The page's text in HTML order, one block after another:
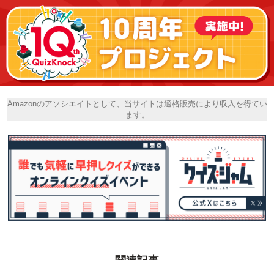
Amazonのアソシエイトとして、当サイトは適格販売により収入を得てい
ます。